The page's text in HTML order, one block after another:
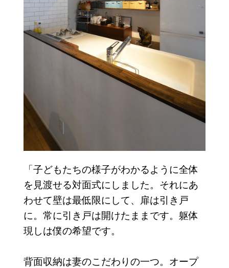
「子どもたちの様子がわかるように全体
を見渡せる対面式にしました。それにあ
わせて壁は最低限にして、扉は引き戸
に。常に引き戸は開けたままです。躯体
現しは僕の希望です。
背面収納は妻のこだわりの一つ。オープ